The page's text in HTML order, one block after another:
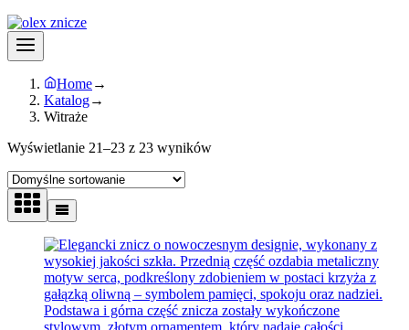
Home→
Katalog→
Witraże
Wyświetlanie 21–23 z 23 wyników